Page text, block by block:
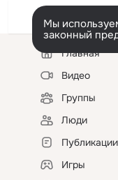
Мы
законный
Левая
колонкаГлавная
Видео
Группы
Люди
Публикации
Игры